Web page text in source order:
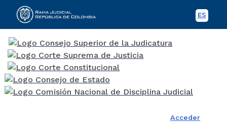
ES
Acceder